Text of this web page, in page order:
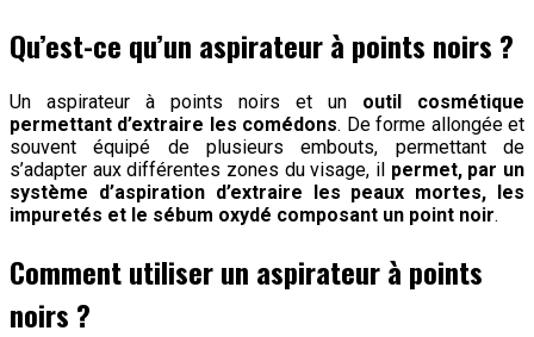
Qu’est-ce qu’un aspirateur à points noirs ?
Un aspirateur à points noirs et un outil cosmétique
permettant d’extraire les comédons. De forme allongée et
souvent équipé de plusieurs embouts, permettant de
s’adapter aux différentes zones du visage, il permet, par un
système d’aspiration d’extraire les peaux mortes, les
impuretés et le sébum oxydé composant un point noir.
Comment utiliser un aspirateur à points
noirs ?